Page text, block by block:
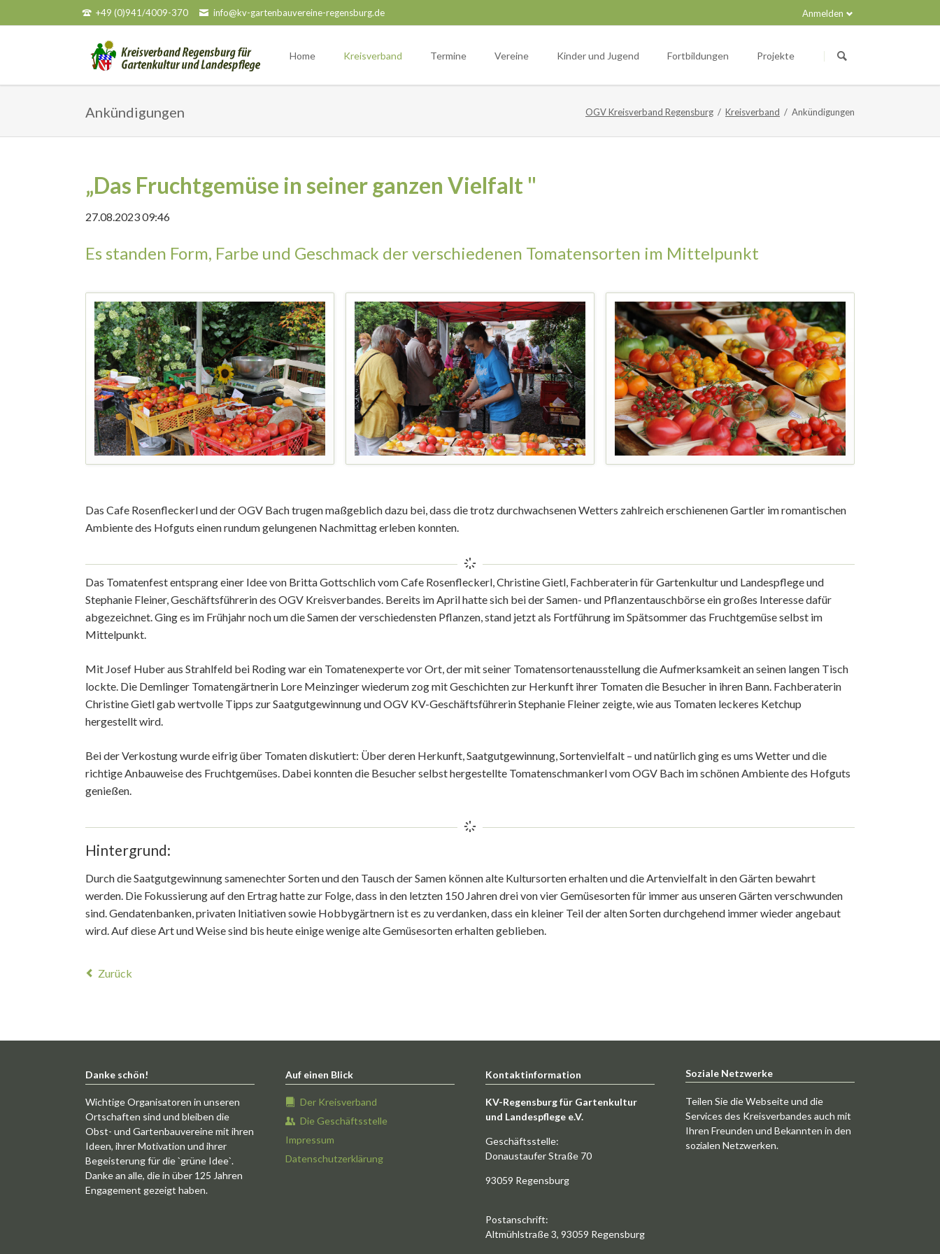
+49 (0)941/4009-370 info@kv-gartenbauvereine-regensburg.de Anmelden
überspringen
Home Kreisverband Termine Vereine Kinder und Jugend Fortbildungen Projekte
Ankündigungen OGV Kreisverband Regensburg Kreisverband Ankündigungen
„Das Fruchtgemüse in seiner ganzen Vielfalt "
27.08.2023 09:46
Es standen Form, Farbe und Geschmack der verschiedenen Tomatensorten im Mittelpunkt
Das Cafe Rosenfleckerl und der OGV Bach trugen maßgeblich dazu bei, dass die trotz durchwachsenen Wetters zahlreich erschienenen Gartler im romantischen
Ambiente des Hofguts einen rundum gelungenen Nachmittag erleben konnten.
Das Tomatenfest entsprang einer Idee von Britta Gottschlich vom Cafe Rosenfleckerl, Christine Gietl, Fachberaterin für Gartenkultur und Landespflege und
Stephanie Fleiner, Geschäftsführerin des OGV Kreisverbandes. Bereits im April hatte sich bei der Samen- und Pflanzentauschbörse ein großes Interesse dafür
abgezeichnet. Ging es im Frühjahr noch um die Samen der verschiedensten Pflanzen, stand jetzt als Fortführung im Spätsommer das Fruchtgemüse selbst im
Mittelpunkt.
Mit Josef Huber aus Strahlfeld bei Roding war ein Tomatenexperte vor Ort, der mit seiner Tomatensortenausstellung die Aufmerksamkeit an seinen langen Tisch
lockte. Die Demlinger Tomatengärtnerin Lore Meinzinger wiederum zog mit Geschichten zur Herkunft ihrer Tomaten die Besucher in ihren Bann. Fachberaterin
Christine Gietl gab wertvolle Tipps zur Saatgutgewinnung und OGV KV-Geschäftsführerin Stephanie Fleiner zeigte, wie aus Tomaten leckeres Ketchup
hergestellt wird.
Bei der Verkostung wurde eifrig über Tomaten diskutiert: Über deren Herkunft, Saatgutgewinnung, Sortenvielfalt – und natürlich ging es ums Wetter und die
richtige Anbauweise des Fruchtgemüses. Dabei konnten die Besucher selbst hergestellte Tomatenschmankerl vom OGV Bach im schönen Ambiente des Hofguts
genießen.
Hintergrund:
Durch die Saatgutgewinnung samenechter Sorten und den Tausch der Samen können alte Kultursorten erhalten und die Artenvielfalt in den Gärten bewahrt
werden. Die Fokussierung auf den Ertrag hatte zur Folge, dass in den letzten 150 Jahren drei von vier Gemüsesorten für immer aus unseren Gärten verschwunden
sind. Gendatenbanken, privaten Initiativen sowie Hobbygärtnern ist es zu verdanken, dass ein kleiner Teil der alten Sorten durchgehend immer wieder angebaut
wird. Auf diese Art und Weise sind bis heute einige wenige alte Gemüsesorten erhalten geblieben.
Zurück
Danke schön!
Wichtige Organisatoren in unseren
Ortschaften sind und bleiben die
Obst- und Gartenbauvereine mit ihren
Ideen, ihrer Motivation und ihrer
Begeisterung für die `grüne Idee`.
Danke an alle, die in über 125 Jahren
Engagement gezeigt haben.
Auf einen Blick
Der Kreisverband
Die Geschäftsstelle
Impressum
Datenschutzerklärung
Kontaktinformation
KV-Regensburg für Gartenkultur
und Landespflege e.V.
Geschäftsstelle:
Donaustaufer Straße 70
93059 Regensburg
Postanschrift:
Altmühlstraße 3, 93059 Regensburg
Soziale Netzwerke
Teilen Sie die Webseite und die
Services des Kreisverbandes auch mit
Ihren Freunden und Bekannten in den
sozialen Netzwerken.